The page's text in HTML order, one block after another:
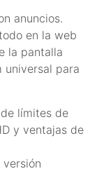
anuncios.
en la web
la pantalla
universal para
límites de
y ventajas de